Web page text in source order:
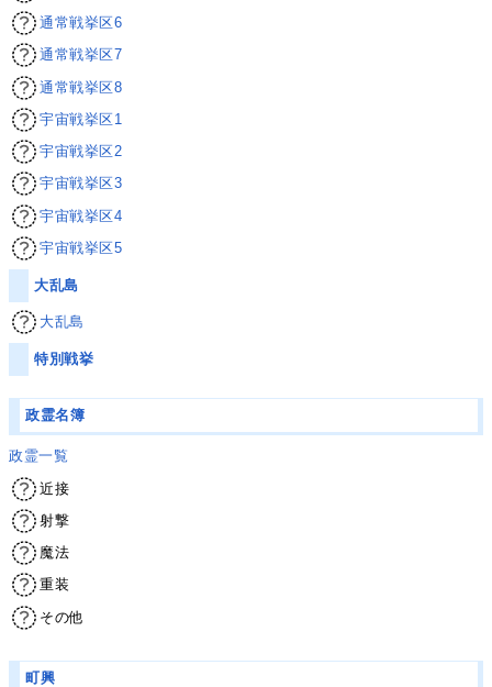
通常戦挙区6
通常戦挙区7
通常戦挙区8
宇宙戦挙区1
宇宙戦挙区2
宇宙戦挙区3
宇宙戦挙区4
宇宙戦挙区5
大乱島
大乱島
特別戦挙
政霊名簿
政霊一覧
近接
射撃
魔法
重装
その他
町興